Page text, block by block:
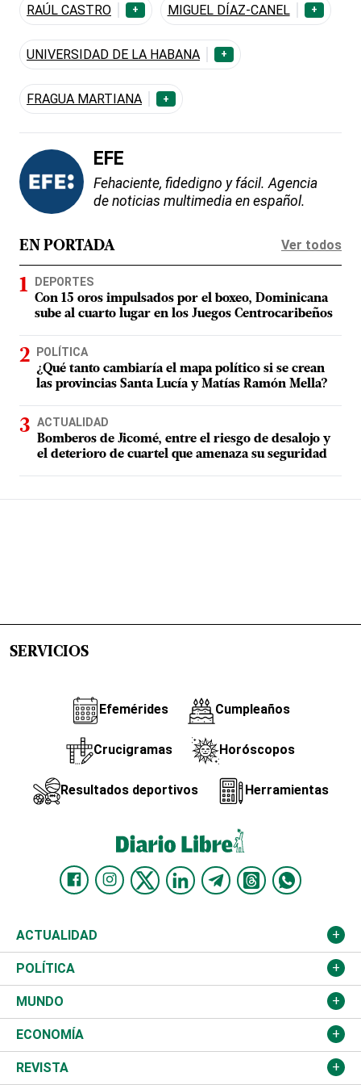
RAÚL CASTRO + MIGUEL DÍAZ-CANEL +
UNIVERSIDAD DE LA HABANA +
FRAGUA MARTIANA +
EFE
Fehaciente, fidedigno y fácil. Agencia
de noticias multimedia en español.
EN PORTADA Ver todos
DEPORTES
Con 15 oros impulsados por el boxeo, Dominicana
sube al cuarto lugar en los Juegos Centrocaribeños
POLÍTICA
¿Qué tanto cambiaría el mapa político si se crean
las provincias Santa Lucía y Matías Ramón Mella?
ACTUALIDAD
Bomberos de Jicomé, entre el riesgo de desalojo y
el deterioro de cuartel que amenaza su seguridad
SERVICIOS
Efemérides Cumpleaños
Crucigramas Horóscopos
Resultados deportivos Herramientas
ACTUALIDAD
Nacional
Ciudad
Educación
Salud
POLÍTICA
Partidos
JCE
TSE
MUNDO
Estados Unidos
América Latina
ECONOMÍA
Finanzas
REVISTA